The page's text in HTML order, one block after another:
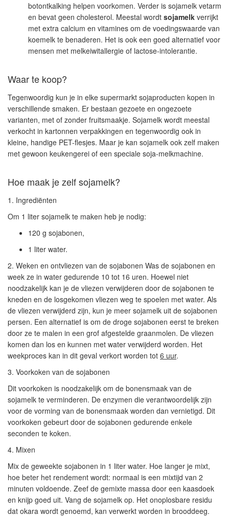
botontkalking helpen voorkomen. Verder is sojamelk vetarm
en bevat geen cholesterol. Meestal wordt sojamelk verrijkt
met extra calcium en vitamines om de voedingswaarde van
koemelk te benaderen. Het is ook een goed alternatief voor
mensen met melkeiwitallergie of lactose-intolerantie.
Waar te koop?
Tegenwoordig kun je in elke supermarkt sojaproducten kopen in
verschillende smaken. Er bestaan gezoete en ongezoete
varianten, met of zonder fruitsmaakje. Sojamelk wordt meestal
verkocht in kartonnen verpakkingen en tegenwoordig ook in
kleine, handige PET-flesjes. Maar je kan sojamelk ook zelf maken
met gewoon keukengerei of een speciale soja-melkmachine.
Hoe maak je zelf sojamelk?
1. Ingrediënten
Om 1 liter sojamelk te maken heb je nodig:
120 g sojabonen,
1 liter water.
2. Weken en ontvliezen van de sojabonen Was de sojabonen en
week ze in water gedurende 10 tot 16 uren. Hoewel niet
noodzakelijk kan je de vliezen verwijderen door de sojabonen te
kneden en de losgekomen vliezen weg te spoelen met water. Als
de vliezen verwijderd zijn, kun je meer sojamelk uit de sojabonen
persen. Een alternatief is om de droge sojabonen eerst te breken
door ze te malen in een grof afgestelde graanmolen. De vliezen
komen dan los en kunnen met water verwijderd worden. Het
weekproces kan in dit geval verkort worden tot 6 uur.
3. Voorkoken van de sojabonen
Dit voorkoken is noodzakelijk om de bonensmaak van de
sojamelk te verminderen. De enzymen die verantwoordelijk zijn
voor de vorming van de bonensmaak worden dan vernietigd. Dit
voorkoken gebeurt door de sojabonen gedurende enkele
seconden te koken.
4. Mixen
Mix de geweekte sojabonen in 1 liter water. Hoe langer je mixt,
hoe beter het rendement wordt: normaal is een mixtijd van 2
minuten voldoende. Zeef de gemixte massa door een kaasdoek
en knijp goed uit. Vang de sojamelk op. Het onoplosbare residu
dat okara wordt genoemd, kan verwerkt worden in brooddeeg.